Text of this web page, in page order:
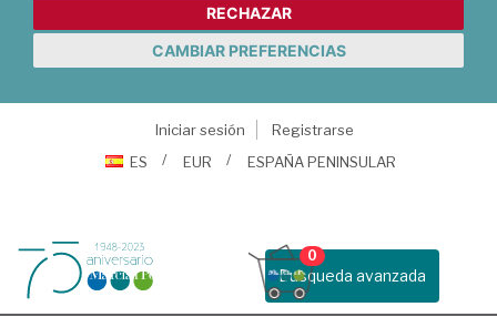
RECHAZAR
CAMBIAR PREFERENCIAS
Iniciar sesión
Registrarse
ES
EUR ESPAÑA PENINSULAR
Busqueda avanzada
0